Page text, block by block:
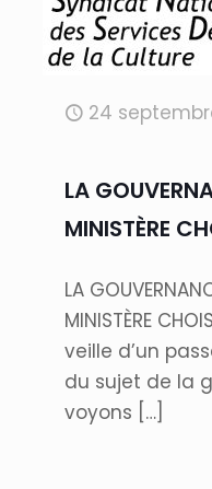
24
LA
MINISTÈRE
LA
MINISTÈRE
veille d’un
du sujet de la
voyons […]